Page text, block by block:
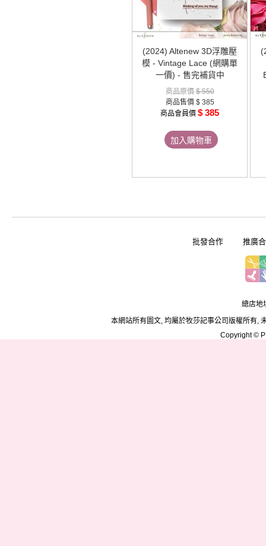
(2024) Altenew 3D浮雕壓
模 - Vintage Lace (網購單
一價) - 售完補貨中
商品原價$ 550
商品售價 $ 385
商品會員價 $ 385
加入購物車
批發合作 推廣
總店地
本網站所有圖文, 均屬於牧莎記事公司版權所有,
Copyright ©